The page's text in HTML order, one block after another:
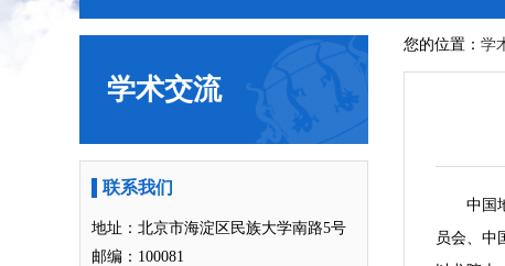
学术交流
联系我们
地址：北京市海淀区民族大学南路5号
邮编：100081
您的位置： 学
中国
员会、中